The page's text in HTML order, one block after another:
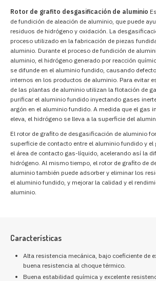
Rotor de grafito desgasificación de aluminio
de fundición de aleación de aluminio, que puede
residuos de hidrógeno y oxidación. La
proceso utilizado en la fabricación de piezas
aluminio. Durante el proceso de fundición de
aluminio, el hidrógeno generado por reacción
se difunde en el aluminio fundido, causando
internos en los productos de aluminio. Para evitar
de las plantas de aluminio utilizan la flotación de
purificar el aluminio fundido inyectando gases
argón en el aluminio fundido. A medida que el gas
eleva, el hidrógeno se lleva a la superficie del
El rotor de grafito de desgasificación de aluminio
superficie de contacto entre el aluminio fundido y
el área de contacto gas-líquido, acelerando así la
hidrógeno. Al mismo tiempo, el rotor de grafito de
aluminio también puede adsorber y eliminar los
el aluminio fundido, y mejorar la calidad y el
aluminio.
Características
Alta resistencia mecánica, bajo coeficiente de
buena resistencia al choque térmico.
Buena estabilidad química y excelente